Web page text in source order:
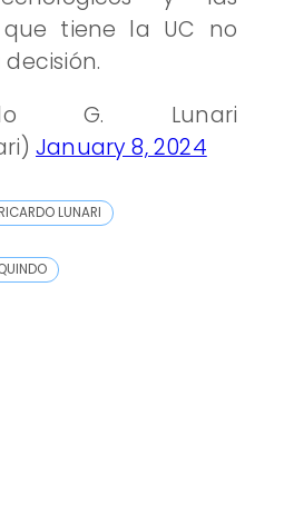
que tiene la UC no
G. Lunari
January 8, 2024
LUNARI